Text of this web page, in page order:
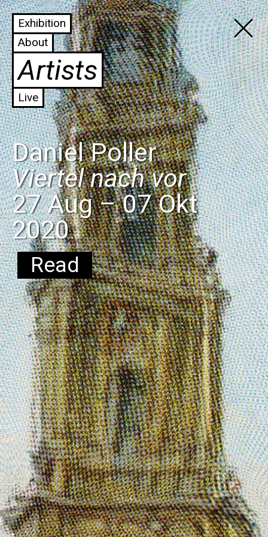
Exhibition
About
Artists
Live
Daniel Poller
Viertel nach vor
27 Aug – 07 Okt
2020
Read
X